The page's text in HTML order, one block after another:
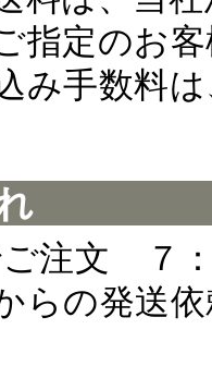
指定のお
み手数料
ご注文 ７
らの発送